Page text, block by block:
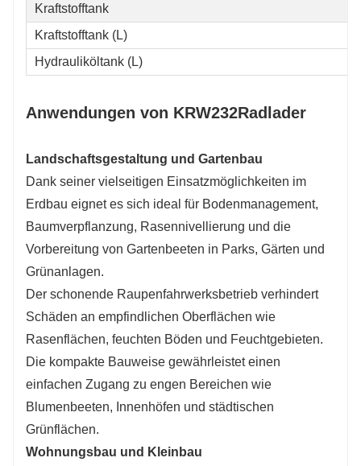
Kraftstofftank
Kraftstofftank (L)
Hydrauliköltank (L)
Anwendungen von KRW232Radlader
Landschaftsgestaltung und Gartenbau
Dank seiner vielseitigen Einsatzmöglichkeiten im
Erdbau eignet es sich ideal für Bodenmanagement,
Baumverpflanzung, Rasennivellierung und die
Vorbereitung von Gartenbeeten in Parks, Gärten und
Grünanlagen.
Der schonende Raupenfahrwerksbetrieb verhindert
Schäden an empfindlichen Oberflächen wie
Rasenflächen, feuchten Böden und Feuchtgebieten.
Die kompakte Bauweise gewährleistet einen
einfachen Zugang zu engen Bereichen wie
Blumenbeeten, Innenhöfen und städtischen
Grünflächen.
Wohnungsbau und Kleinbau